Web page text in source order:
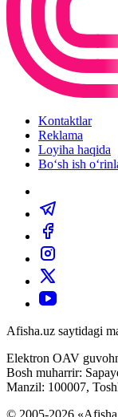
Kontaktlar
Reklama
Loyiha haqida
Bo‘sh ish
Afisha.uz saytidagi
Elektron OAV
Bosh muharrir:
Manzil: 100007,